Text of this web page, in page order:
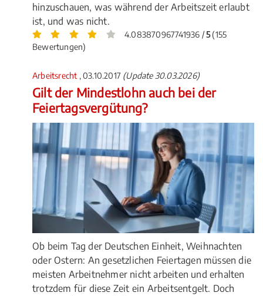
hinzuschauen, was während der Arbeitszeit erlaubt
ist, und was nicht.
4.083870967741936 /5(155
Bewertungen)
Arbeitsrecht , 03.10.2017 (Update 30.03.2026)
Gilt der Mindestlohn auch bei der
Feiertagsvergütung?
Ob beim Tag der Deutschen Einheit, Weihnachten
oder Ostern: An gesetzlichen Feiertagen müssen die
meisten Arbeitnehmer nicht arbeiten und erhalten
trotzdem für diese Zeit ein Arbeitsentgelt. Doch